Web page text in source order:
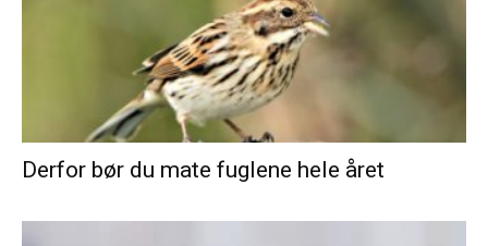
Derfor bør du mate fuglene hele året